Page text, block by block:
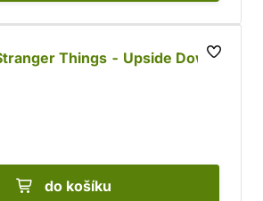
Things - Upside Down
do košíku